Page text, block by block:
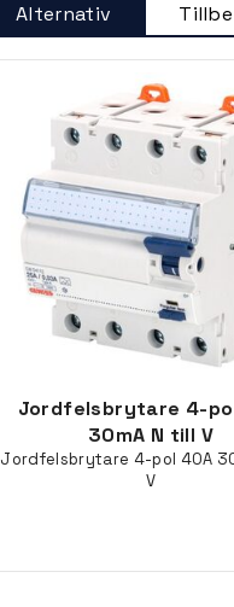
Alternativ
Jordfelsbrytare 4-
30mA N till V
Jordfelsbrytare 4-pol 40A
V